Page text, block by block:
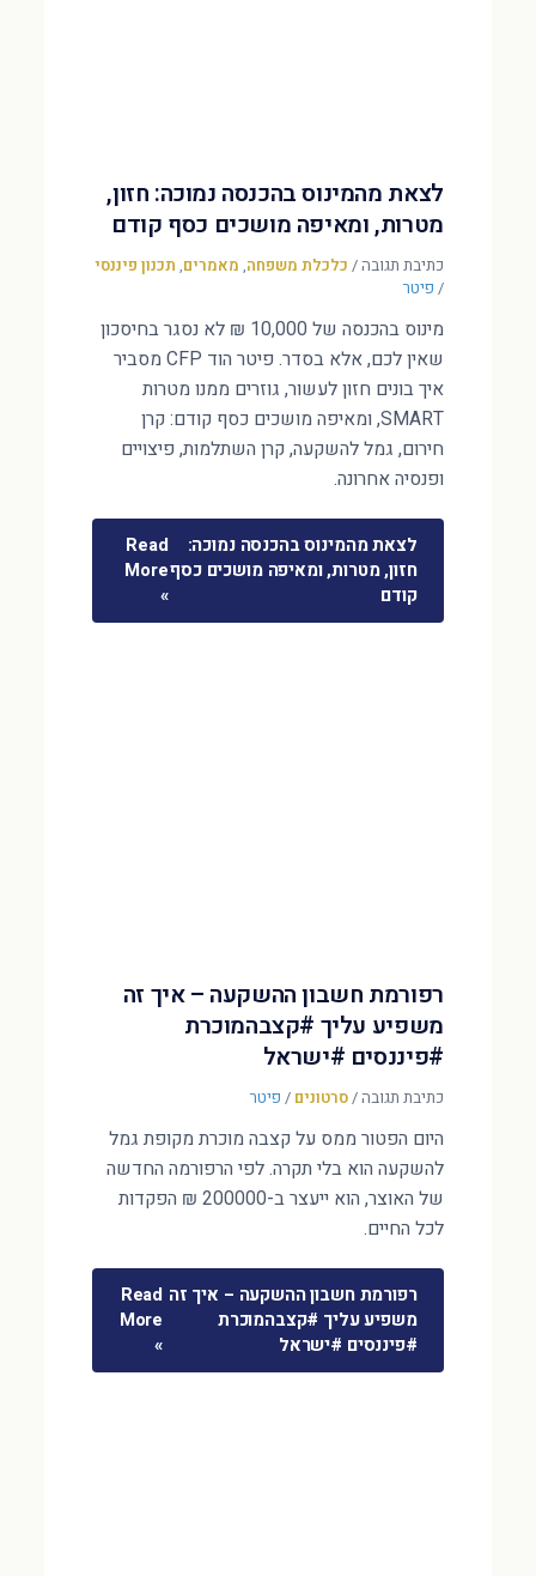
לצאת מהמינוס בהכנסה נמוכה: חזון,
מטרות, ומאיפה מושכים כסף קודם
כתיבת תגובה/ כלכלת משפחה, מאמרים, תכנון פיננסי
/ פיטר
מינוס בהכנסה של 10,000 ₪ לא נסגר בחיסכון
שאין לכם, אלא בסדר. פיטר הוד CFP מסביר
איך בונים חזון לעשור, גוזרים ממנו מטרות
SMART, ומאיפה מושכים כסף קודם: קרן
חירום, גמל להשקעה, קרן השתלמות, פיצויים
ופנסיה אחרונה.
לצאת מהמינוס בהכנסה נמוכה:
חזון, מטרות, ומאיפה מושכים כסף
קודם
Read
More
»
רפורמת חשבון ההשקעה – איך זה
משפיע עליך #קצבהמוכרת
#פיננסים #ישראל
כתיבת תגובה/סרטונים / פיטר
היום הפטור ממס על קצבה מוכרת מקופת גמל
להשקעה הוא בלי תקרה. לפי הרפורמה החדשה
של האוצר, הוא ייעצר ב-200000 ₪ הפקדות
לכל החיים.
רפורמת חשבון ההשקעה – איך זה
משפיע עליך #קצבהמוכרת
#פיננסים #ישראל
Read
More
»